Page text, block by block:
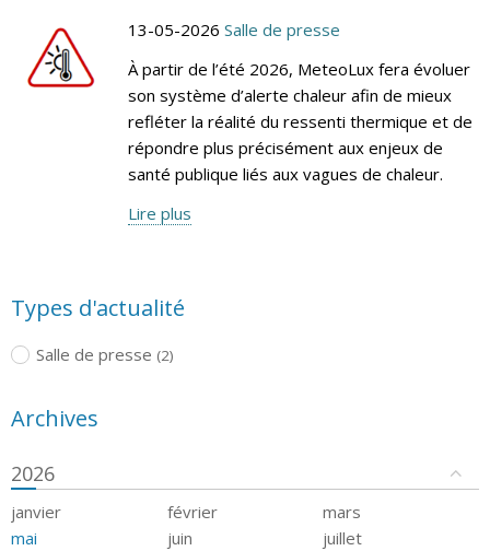
13-05-2026 Salle de presse
À partir de l’été 2026, MeteoLux fera évoluer
son système d’alerte chaleur afin de mieux
refléter la réalité du ressenti thermique et de
répondre plus précisément aux enjeux de
santé publique liés aux vagues de chaleur.
Lire plus
Types d'actualité
Salle de presse (2)
Archives
2026
janvier février
mars
mai
juin
juillet